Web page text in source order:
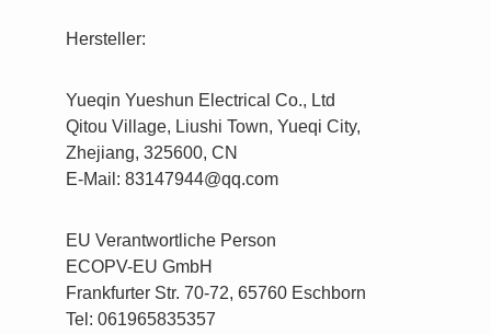
Hersteller:
Yueqin Yueshun Electrical Co., Ltd
Qitou Village, Liushi Town, Yueqi City,
Zhejiang, 325600, CN
E-Mail: 83147944@qq.com
EU Verantwortliche Person
ECOPV-EU GmbH
Frankfurter Str. 70-72, 65760 Eschborn
Tel: 061965835357